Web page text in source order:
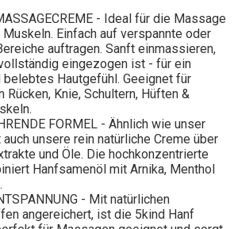
- Ideal für die Massage
Einfach auf verspannte oder
auftragen. Sanft einmassieren,
eingezogen ist - für ein
Hautgefühl. Geeignet für
Rücken, Knie, Schultern, Hüften &
FORMEL - Ähnlich wie unser
unsere rein natürliche Creme über
und Öle. Die hochkonzentrierte
Hanfsamenöl mit Arnika, Menthol
- Mit natürlichen
angereichert, ist die 5kind Hanf